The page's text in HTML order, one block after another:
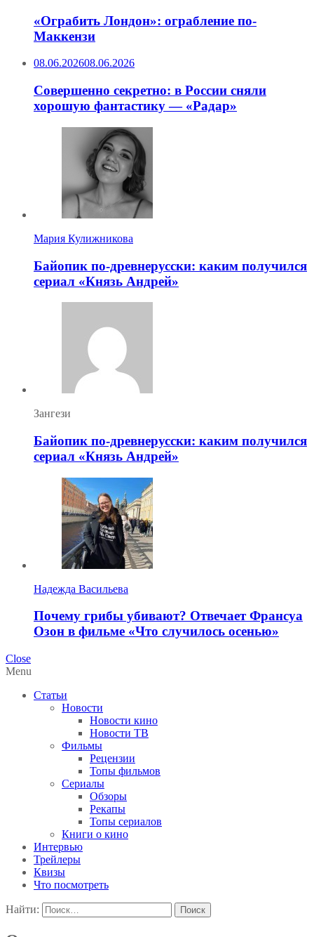
«Ограбить Лондон»: ограбление по-
Маккензи
08.06.202608.06.2026
Совершенно секретно: в России сняли
хорошую фантастику — «Радар»
Мария Кулижникова
Байопик по-древнерусски: каким получился
сериал «Князь Андрей»
Зангези
Байопик по-древнерусски: каким получился
сериал «Князь Андрей»
Надежда Васильева
Почему грибы убивают? Отвечает Франсуа
Озон в фильме «Что случилось осенью»
Close
Menu
Статьи
Новости
Новости кино
Новости ТВ
Фильмы
Рецензии
Топы фильмов
Сериалы
Обзоры
Рекапы
Топы сериалов
Книги о кино
Интервью
Трейлеры
Квизы
Что посмотреть
Найти: